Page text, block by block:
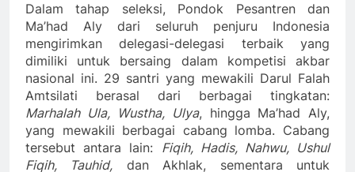
Dalam tahap seleksi, Pondok Pesantren dan
Ma’had Aly dari seluruh penjuru Indonesia
mengirimkan delegasi-delegasi terbaik yang
dimiliki untuk bersaing dalam kompetisi akbar
nasional ini. 29 santri yang mewakili Darul Falah
Amtsilati berasal dari berbagai tingkatan:
Marhalah Ula,
Wustha, Ulya, hingga Ma’had Aly,
yang mewakili berbagai cabang lomba. Cabang
tersebut antara lain: Fiqih, Hadis, Nahwu, Ushul
Fiqih, Tauhid, dan Akhlak, sementara untuk